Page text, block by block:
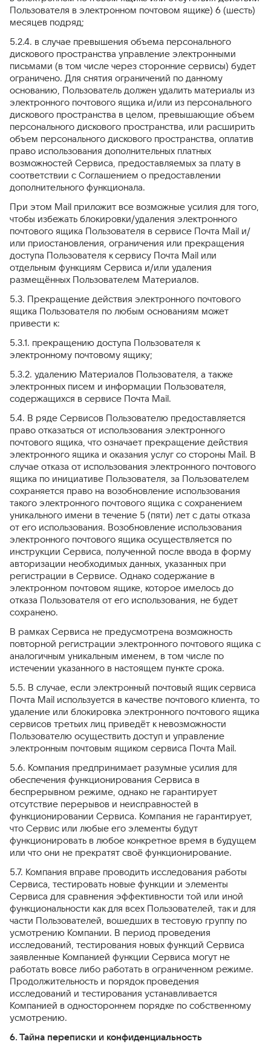
Пользователя в электронном почтовом ящике) 6 (шесть)
месяцев подряд;
5.2.4. в случае превышения объема персонального
дискового пространства управление электронными
письмами (в том числе через сторонние сервисы) будет
ограничено. Для снятия ограничений по данному
основанию, Пользователь должен удалить материалы из
электронного почтового ящика и/или из персонального
дискового пространства в целом, превышающие объем
персонального дискового пространства, или расширить
объем персонального дискового пространства, оплатив
право использования дополнительных платных
возможностей Сервиса, предоставляемых за плату в
соответствии с Соглашением о предоставлении
дополнительного функционала.
При этом Mail приложит все возможные усилия для того,
чтобы избежать блокировки/удаления электронного
почтового ящика Пользователя в сервисе Почта Mail и/
или приостановления, ограничения или прекращения
доступа Пользователя к сервису Почта Mail или
отдельным функциям Сервиса и/или удаления
размещённых Пользователем Материалов.
5.3. Прекращение действия электронного почтового
ящика Пользователя по любым основаниям может
привести к:
5.3.1. прекращению доступа Пользователя к
электронному почтовому ящику;
5.3.2. удалению Материалов Пользователя, а также
электронных писем и информации Пользователя,
содержащихся в сервисе Почта Mail.
5.4. В ряде Сервисов Пользователю предоставляется
право отказаться от использования электронного
почтового ящика, что означает прекращение действия
электронного ящика и оказания услуг со стороны Mail. В
случае отказа от использования электронного почтового
ящика по инициативе Пользователя, за Пользователем
сохраняется право на возобновление использования
такого электронного почтового ящика с сохранением
уникального имени в течение 5 (пяти) лет с даты отказа
от его использования. Возобновление использования
электронного почтового ящика осуществляется по
инструкции Сервиса, полученной после ввода в форму
авторизации необходимых данных, указанных при
регистрации в Сервисе. Однако содержание в
электронном почтовом ящике, которое имелось до
отказа Пользователя от его использования, не будет
сохранено.
В рамках Сервиса не предусмотрена возможность
повторной регистрации электронного почтового ящика с
аналогичным уникальным именем, в том числе по
истечении указанного в настоящем пункте срока.
5.5. В случае, если электронный почтовый ящик сервиса
Почта Mail используется в качестве почтового клиента, то
удаление или блокировка электронного почтового ящика
сервисов третьих лиц приведёт к невозможности
Пользователю осуществить доступ и управление
электронным почтовым ящиком сервиса Почта Mail.
5.6. Компания предпринимает разумные усилия для
обеспечения функционирования Сервиса в
беспрерывном режиме, однако не гарантирует
отсутствие перерывов и неисправностей в
функционировании Сервиса. Компания не гарантирует,
что Сервис или любые его элементы будут
функционировать в любое конкретное время в будущем
или что они не прекратят своё функционирование.
5.7. Компания вправе проводить исследования работы
Сервиса, тестировать новые функции и элементы
Сервиса для сравнения эффективности той или иной
функциональности как для всех Пользователей, так и для
части Пользователей, вошедших в тестовую группу по
усмотрению Компании. В период проведения
исследований, тестирования новых функций Сервиса
заявленные Компанией функции Сервиса могут не
работать вовсе либо работать в ограниченном режиме.
Продолжительность и порядок проведения
исследований и тестирования устанавливается
Компанией в одностороннем порядке по собственному
усмотрению.
6. Тайна переписки и конфиденциальность